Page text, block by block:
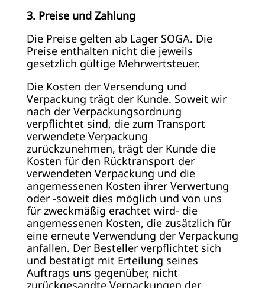
3. Preise und Zahlung
Die Preise gelten ab Lager SOGA. Die
Preise enthalten nicht die jeweils
gesetzlich gültige Mehrwertsteuer.
Die Kosten der Versendung und
Verpackung trägt der Kunde. Soweit wir
nach der Verpackungsordnung
verpflichtet sind, die zum Transport
verwendete Verpackung
zurückzunehmen, trägt der Kunde die
Kosten für den Rücktransport der
verwendeten Verpackung und die
angemessenen Kosten ihrer Verwertung
oder -soweit dies möglich und von uns
für zweckmäßig erachtet wird- die
angemessenen Kosten, die zusätzlich für
eine erneute Verwendung der Verpackung
anfallen. Der Besteller verpflichtet sich
und bestätigt mit Erteilung seines
Auftrags uns gegenüber, nicht
zurückgesandte Verpackungen der